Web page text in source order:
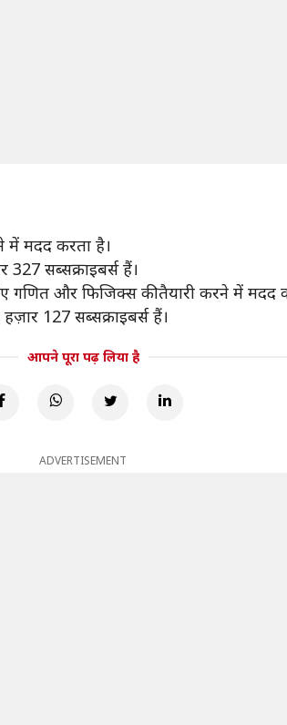
में मदद करता है।
सब्सक्राइबर्स हैं।
गणित और फिजिक्स की तैयारी करने में मदद
127 सब्सक्राइबर्स हैं।
आपने पूरा पढ़ लिया है
ADVERTISEMENT